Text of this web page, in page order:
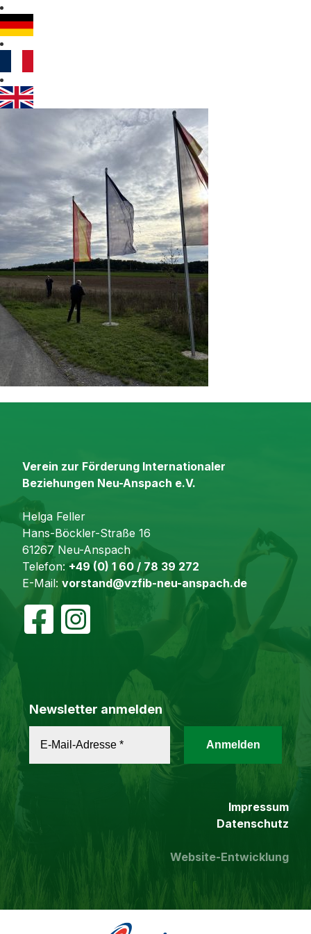
Verein zur Förderung Internationaler
Beziehungen Neu-Anspach e.V.
Helga Feller
Hans-Böckler-Straße 16
61267 Neu-Anspach
Telefon: +49 (0) 1 60 / 78 39 272
E-Mail: vorstand@vzfib-neu-anspach.de
Newsletter anmelden
Impressum
Datenschutz
Website-Entwicklung